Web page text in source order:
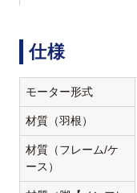
仕様
モーター形式
材質（羽根）
材質（フレーム/ケ
ース）